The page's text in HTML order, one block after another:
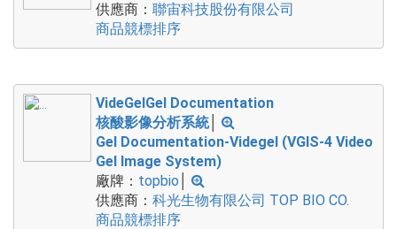
供應商： 聯宙科技股份有限公司
商品競標排序
VideGelGel Documentation
核酸影像分析系統│
Gel Documentation-Videgel (VGIS-4 Video
Gel Image System)
廠牌： topbio
供應商： 科光生物有限公司 TOP BIO CO.
商品競標排序